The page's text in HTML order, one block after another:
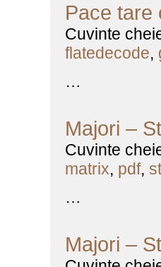
Pace tare
Cuvinte
flatedecode,
…
Majori –
Cuvinte
matrix, pdf,
…
Majori –